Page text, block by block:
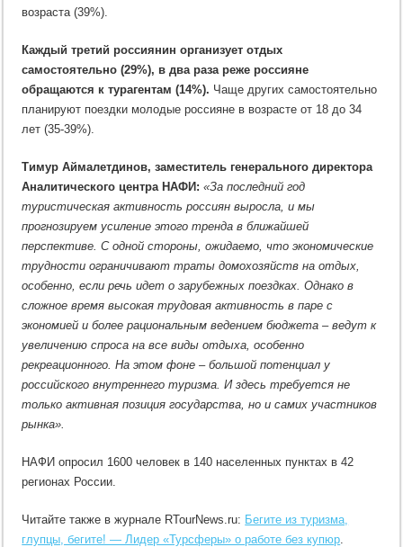
возраста (39%).
Каждый третий россиянин организует отдых
самостоятельно (29%), в два раза реже россияне
обращаются к турагентам (14%). Чаще других самостоятельно
планируют поездки молодые россияне в возрасте от 18 до 34
лет (35-39%).
Тимур Аймалетдинов, заместитель генерального директора
Аналитического центра НАФИ:«За последний год
туристическая активность россиян выросла, и мы
прогнозируем усиление этого тренда в ближайшей
перспективе. С одной стороны, ожидаемо, что экономические
трудности ограничивают траты домохозяйств на отдых,
особенно, если речь идет о зарубежных поездках. Однако в
сложное время высокая трудовая активность в паре с
экономией и более рациональным ведением бюджета – ведут к
увеличению спроса на все виды отдыха, особенно
рекреационного. На этом фоне – большой потенциал у
российского внутреннего туризма. И здесь требуется не
только активная позиция государства, но и самих участников
рынка».
НАФИ опросил 1600 человек в 140 населенных пунктах в 42
регионах России.
Читайте также в журнале RTourNews.ru: Бегите из туризма,
глупцы, бегите! — Лидер «Турсферы» о работе без купюр.